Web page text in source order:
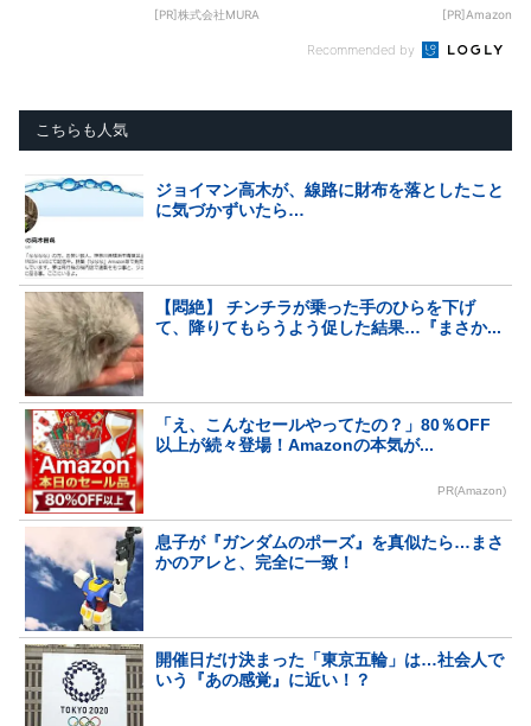
[PR]株式会社MURA [PR]Amazon
Recommended by
こちらも人気
ジョイマン高木が、線路に財布を落としたこと
に気づかずいたら…
【悶絶】 チンチラが乗った手のひらを下げ
て、降りてもらうよう促した結果…『まさか...
「え、こんなセールやってたの？」80％OFF
以上が続々登場！Amazonの本気が...
PR(Amazon)
息子が『ガンダムのポーズ』を真似たら…まさ
かのアレと、完全に一致！
開催日だけ決まった「東京五輪」は…社会人で
いう『あの感覚』に近い！？